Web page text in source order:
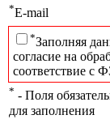
*E-mail
*Заполняя
согласие на
соответствие
* - Поля
для заполнения